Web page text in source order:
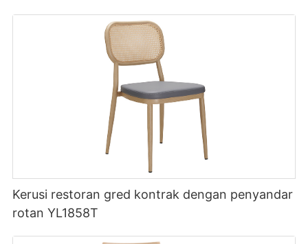
Kerusi restoran gred kontrak dengan penyandar
rotan YL1858T